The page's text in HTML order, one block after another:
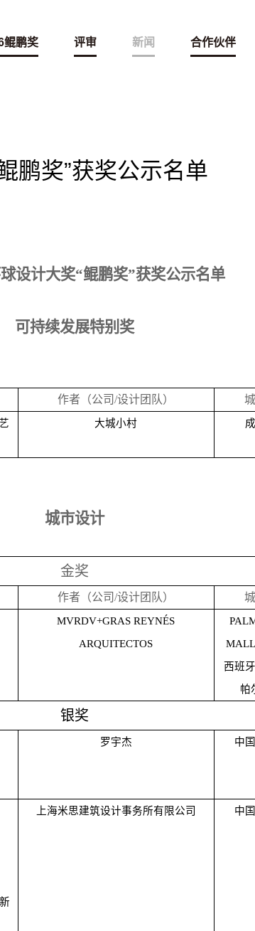
鲲鹏奖 评审 新闻 合作伙伴
鹏奖”获奖公示名单
设计大奖“鲲鹏奖”获奖公示名单
可持续发展特别奖
作者（公司/设计团队）
大城小村
城市设计
金奖
作者（公司/设计团队）
MVRDV+GRAS REYNÉS
ARQUITECTOS
西班
帕
银奖
罗宇杰 中
上海米思建筑设计事务所有限公司 中